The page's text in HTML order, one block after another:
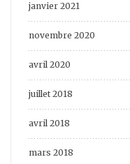
janvier 2021
novembre 2020
avril 2020
juillet 2018
avril 2018
mars 2018